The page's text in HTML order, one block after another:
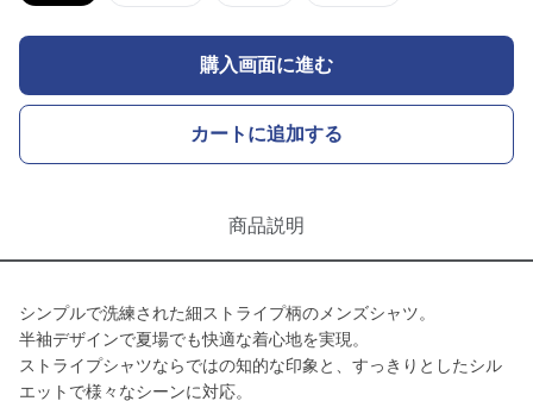
購入画面に進む
カートに追加する
商品説明
シンプルで洗練された細ストライプ柄のメンズシャツ。
半袖デザインで夏場でも快適な着心地を実現。
ストライプシャツならではの知的な印象と、すっきりとしたシル
エットで様々なシーンに対応。